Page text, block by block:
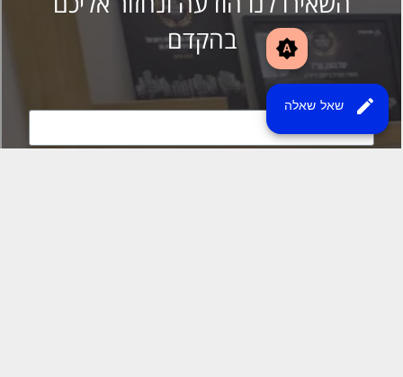
brightness_auto
edit שאל שאלה